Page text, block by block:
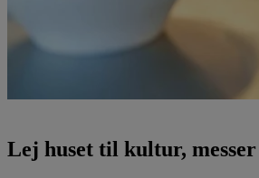
Lej huset til kultur, messer